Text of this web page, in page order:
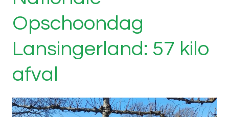
Opschoondag
Lansingerland: 57 kilo
afval